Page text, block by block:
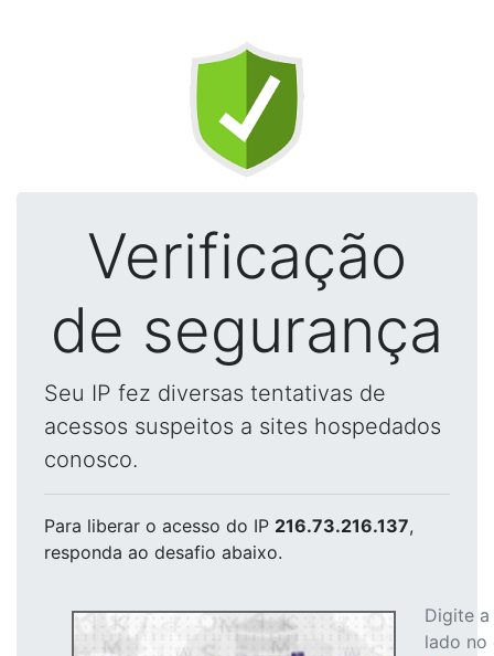
Verificação
de segurança
Seu IP fez diversas tentativas de
acessos suspeitos a sites hospedados
conosco.
Para liberar o acesso do IP 216.73.216.137,
responda ao desafio abaixo.
Digite
lado no